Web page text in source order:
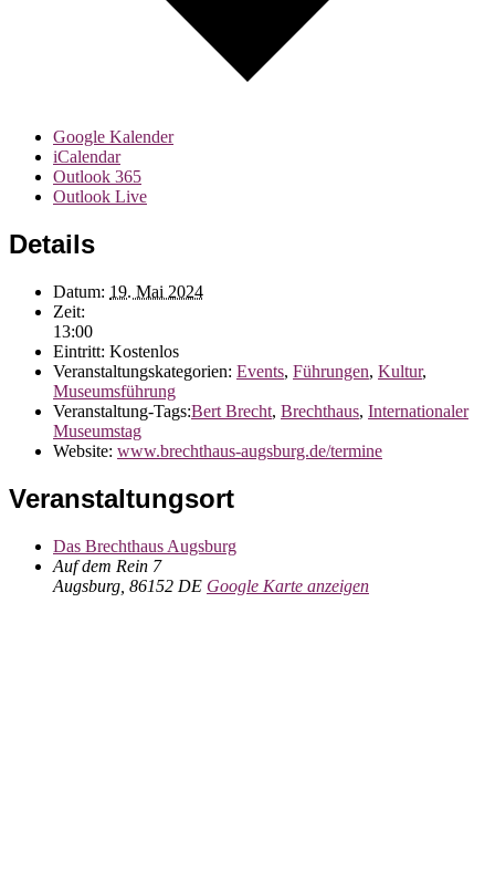
Google Kalender
iCalendar
Outlook 365
Outlook Live
Details
Datum: 19. Mai 2024
Zeit:
13:00
Eintritt: Kostenlos
Veranstaltungskategorien: Events, Führungen, Kultur,
Museumsführung
Veranstaltung-Tags:Bert Brecht, Brechthaus, Internationaler
Museumstag
Website: www.brechthaus-augsburg.de/termine
Veranstaltungsort
Das Brechthaus Augsburg
Auf dem Rein 7
Augsburg 86152 DE Google Karte anzeigen